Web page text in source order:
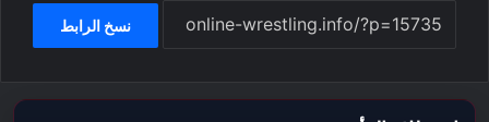
نسخ الرابط